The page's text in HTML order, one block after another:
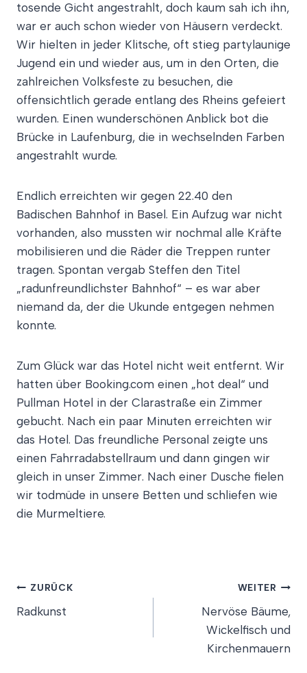
tosende Gicht angestrahlt, doch kaum sah ich ihn,
war er auch schon wieder von Häusern verdeckt.
Wir hielten in jeder Klitsche, oft stieg partylaunige
Jugend ein und wieder aus, um in den Orten, die
zahlreichen Volksfeste zu besuchen, die
offensichtlich gerade entlang des Rheins gefeiert
wurden. Einen wunderschönen Anblick bot die
Brücke in Laufenburg, die in wechselnden Farben
angestrahlt wurde.
Endlich erreichten wir gegen 22.40 den
Badischen Bahnhof in Basel. Ein Aufzug war nicht
vorhanden, also mussten wir nochmal alle Kräfte
mobilisieren und die Räder die Treppen runter
tragen. Spontan vergab Steffen den Titel
„radunfreundlichster Bahnhof“ – es war aber
niemand da, der die Ukunde entgegen nehmen
konnte.
Zum Glück war das Hotel nicht weit entfernt. Wir
hatten über Booking.com einen „hot deal“ und
Pullman Hotel in der Clarastraße ein Zimmer
gebucht. Nach ein paar Minuten erreichten wir
das Hotel. Das freundliche Personal zeigte uns
einen Fahrradabstellraum und dann gingen wir
gleich in unser Zimmer. Nach einer Dusche fielen
wir todmüde in unsere Betten und schliefen wie
die Murmeltiere.
Beitragsnavigation
ZURÜCK
Radkunst
WEITER
Nervöse Bäume,
Wickelfisch und
Kirchenmauern